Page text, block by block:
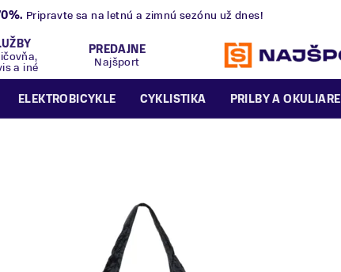
. Pripravte sa na letnú a zimnú sezónu už dnes!
a iné
PREDAJNE
Najšport
ELEKTROBICYKLE CYKLISTIKA PRILBY A OKULIARE